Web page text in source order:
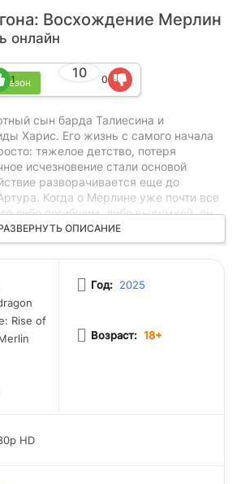
Восхождение Мерлин
онлайн
сезон
10
1 0
сын барда Талиесина и
Харис. Его жизнь с самого начала
тяжелое детство, потеря
исчезновение стали основой
разворачивается еще до
Когда о Мерлине уже почти все
либо погибшим, либо выдумкой, он
в Британии времен упадка
это сложное время, когда
ОПИСАНИЕ
Rise of
Год: 2025
Возраст: 18+
HD